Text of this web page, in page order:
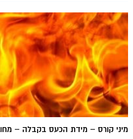
מיני קורס – מידת הכעס בקבלה –